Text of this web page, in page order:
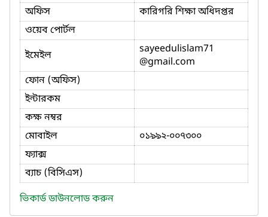
অফিস
কারিগরি শিক্ষা অধিদপ্তর
ওয়েব পোর্টল
ইমেইল
sayeedulislam71
@gmail.com
ফোন (অফিস)
ইন্টারকম
কক্ষ নম্বর
মোবাইল
০১৯৯২-০০৭৩০০
ফ্যাক্স
ব্যাচ (বিসিএস)
ভিকার্ড ডাউনলোড করুন